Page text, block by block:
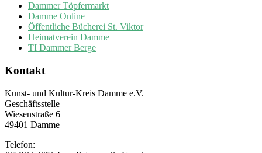
Dammer Töpfermarkt
Damme Online
Öffentliche Bücherei St. Viktor
Heimatverein Damme
TI Dammer Berge
Kontakt
Kunst- und Kultur-Kreis Damme e.V.
Geschäftsstelle
Wiesenstraße 6
49401 Damme
Telefon: